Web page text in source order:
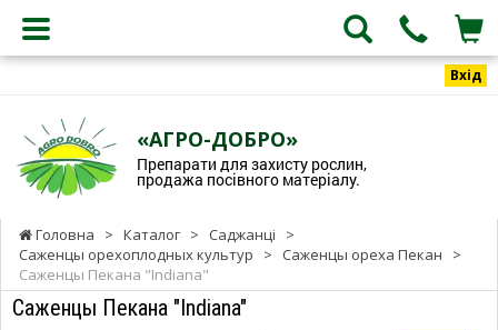
Вхід
«АГРО-ДОБРО»
Препарати для захисту рослин,
продажа посівного матеріалу.
Головна > Каталог > Саджанці
>
Саженцы орехоплодных культур
> Саженцы ореха Пекан
>
Саженцы Пекана "Indiana"
Саженцы Пекана "Indiana"